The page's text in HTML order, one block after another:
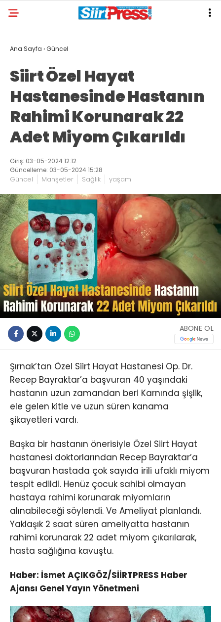
Ana Sayfa ›Güncel
Siirt Özel Hayat
Hastanesinde Hastanın
Rahimi Korunarak 22
Adet Miyom Çıkarıldı
Giriş: 03-05-2024 12:12
Güncelleme: 03-05-2024 15:28
Güncel Manşetler Sağlık yaşam
ABONE OL
Şırnak’tan Özel Siirt Hayat Hastanesi Op. Dr.
Recep Bayraktar’a başvuran 40 yaşındaki
hastanın uzun zamandan beri Karnında şişlik,
ele gelen kitle ve uzun süren kanama
şikayetleri vardı.
Başka bir hastanın önerisiyle Özel Siirt Hayat
hastanesi doktorlarından Recep Bayraktar’a
başvuran hastada çok sayıda irili ufaklı miyom
tespit edildi. Henüz çocuk sahibi olmayan
hastaya rahimi korunarak miyomların
alınabileceği söylendi. Ve Ameliyat planlandı.
Yaklaşık 2 saat süren ameliyatta hastanın
rahimi korunarak 22 adet miyom çıkarılarak,
hasta sağlığına kavuştu.
Haber: İsmet AÇIKGÖZ/SİİRTPRESS Haber
Ajansı Genel Yayın Yönetmeni